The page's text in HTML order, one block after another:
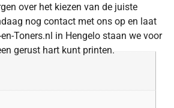
over het kiezen van de juiste
nog contact met ons op en laat
Toners.nl in Hengelo staan we voor
gerust hart kunt printen.